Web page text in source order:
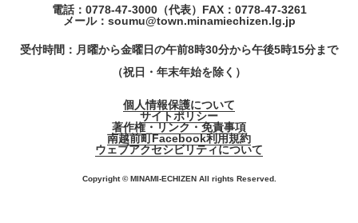
電話： 0778-47-3000（代表） FAX：0778-47-3261
メール： soumu@town.minamiechizen.lg.jp
受付時間：月曜から金曜日の午前8時30分から午後5時15分まで
（祝日・年末年始を除く）
個人情報保護について
サイトポリシー
著作権・リンク・免責事項
南越前町Facebook利用規約
ウェブアクセシビリティについて
Copyright © MINAMI-ECHIZEN All rights Reserved.